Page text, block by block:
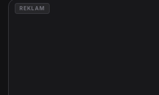
REKLAM